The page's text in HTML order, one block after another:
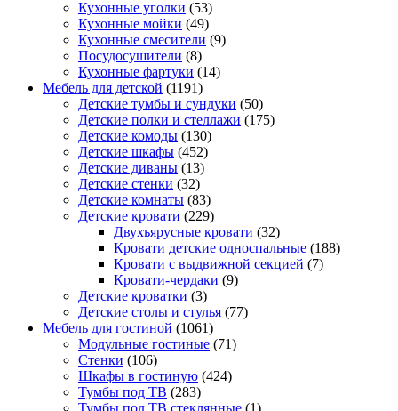
Кухонные уголки (53)
Кухонные мойки (49)
Кухонные смесители (9)
Посудосушители (8)
Кухонные фартуки (14)
Мебель для детской (1191)
Детские тумбы и сундуки (50)
Детские полки и стеллажи (175)
Детские комоды (130)
Детские шкафы (452)
Детские диваны (13)
Детские стенки (32)
Детские комнаты (83)
Детские кровати (229)
Двухъярусные кровати (32)
Кровати детские односпальные (188)
Кровати с выдвижной секцией (7)
Кровати-чердаки (9)
Детские кроватки (3)
Детские столы и стулья (77)
Мебель для гостиной (1061)
Модульные гостиные (71)
Стенки (106)
Шкафы в гостиную (424)
Тумбы под ТВ (283)